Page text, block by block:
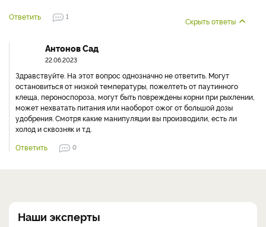
Ответить 1 Скрыть ответы
Антонов Сад
22.06.2023
Здравствуйте. На этот вопрос однозначно не ответить. Могут
остановиться от низкой температуры, пожелтеть от паутинного
клеща, пероноспороза, могут быть повреждены корни при рыхлении,
может нехватать питания или наоборот ожог от большой дозы
удобрения. Смотря какие манипуляции вы производили, есть ли
холод и сквозняк и т.д.
Ответить
0
Наши эксперты